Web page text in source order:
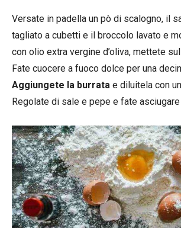
Versate in padella un pò di scalogno, il
tagliato a cubetti e il broccolo lavato e
con olio extra vergine d’oliva, mettete
Fate cuocere a fuoco dolce per una
Aggiungete la burrata e diluitela con
Regolate di sale e pepe e fate